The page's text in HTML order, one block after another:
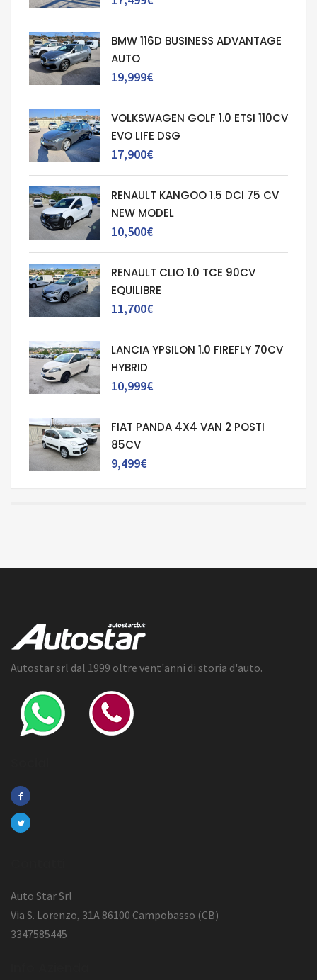
BMW 116D BUSINESS ADVANTAGE
AUTO
19,999€
VOLKSWAGEN GOLF 1.0 ETSI 110CV
EVO LIFE DSG
17,900€
RENAULT KANGOO 1.5 DCI 75 CV
NEW MODEL
10,500€
RENAULT CLIO 1.0 TCE 90CV
EQUILIBRE
11,700€
LANCIA YPSILON 1.0 FIREFLY 70CV
HYBRID
10,999€
FIAT PANDA 4X4 VAN 2 POSTI
85CV
9,499€
Autostar srl dal 1999 oltre vent'anni di storia d'auto.
Auto Star Srl
Via S. Lorenzo, 31A 86100 Campobasso (CB)
3347585445